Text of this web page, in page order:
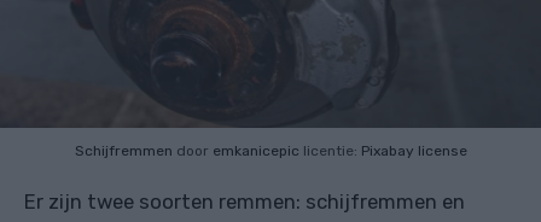
Schijfremmen door emkanicepic licentie: Pixabay license
Er zijn twee soorten remmen: schijfremmen en